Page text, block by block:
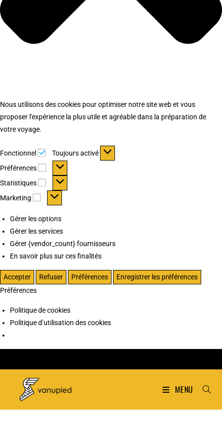
Nous utilisons des cookies pour optimiser notre site web et vous
proposer l'expérience la plus utile et agréable dans la préparation de
votre voyage.
Fonctionnel Fonctionnel
Toujours activé
Préférences
Préférences
Statistiques Statistiques
Marketing Marketing
Gérer les options
Gérer les services
Gérer {vendor_count} fournisseurs
En savoir plus sur ces finalités
Accepter Refuser Préférences
Enregistrer les préférences
Préférences
Politique de cookies
Politique d’utilisation des cookies
MENU